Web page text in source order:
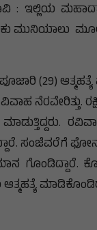
: ಇಲ್ಲಿಯ
ಮುನಿಯಾಲು
ಪೂಜಾರಿ (29)
ನೆರವೇರಿತ್ತು.
ಸಂಜೆವರೆಗೆ
ಗೊಂಡಿದ್ದಾರೆ.
ಆತ್ಮಹತ್ಯೆ